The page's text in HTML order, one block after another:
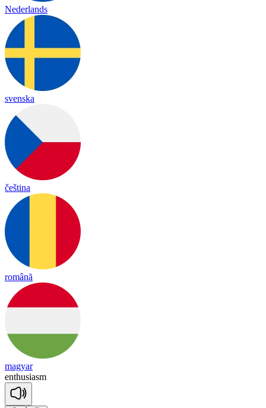
Nederlands
svenska
čeština
română
magyar
enthusiasm